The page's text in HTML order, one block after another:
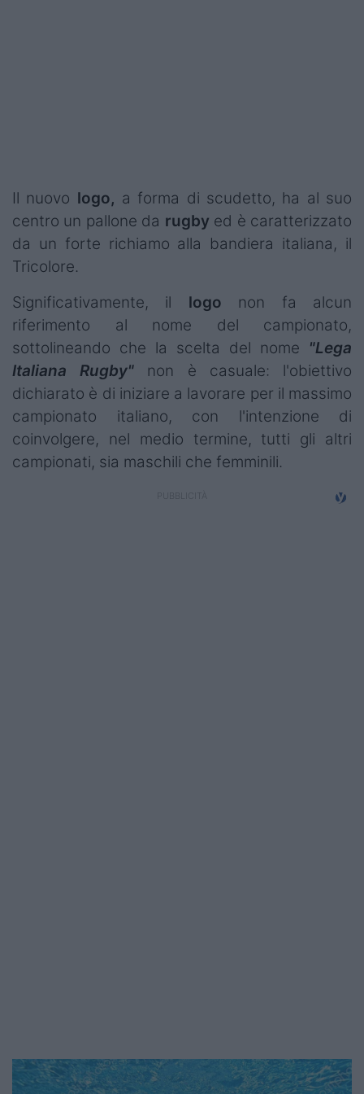
Il nuovo logo, a forma di scudetto, ha al suo
centro un pallone da rugby ed è caratterizzato
da un forte richiamo alla bandiera italiana, il
Tricolore.
Significativamente, il logo non fa alcun
riferimento al nome del campionato,
sottolineando che la scelta del nome "Lega
Italiana Rugby" non è casuale: l'obiettivo
dichiarato è di iniziare a lavorare per il massimo
campionato italiano, con l'intenzione di
coinvolgere, nel medio termine, tutti gli altri
campionati, sia maschili che femminili.